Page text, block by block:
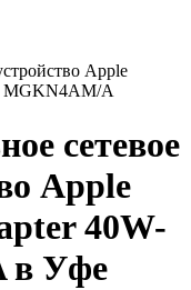
Apple
MGKN4AM/A
сетевое
Apple
40W-
в Уфе